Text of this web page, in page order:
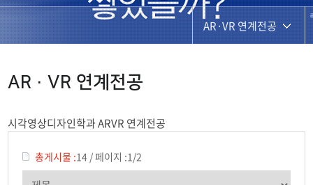
AR·VR 연계전공
AR·VR 연계전공
시각영상디자인학과 ARVR 연계전공
총게시물 :14 /페이지 :1/2